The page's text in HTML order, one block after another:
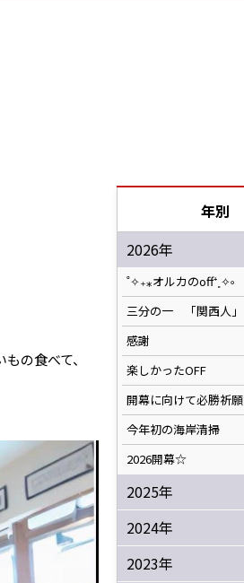
の食べて、
年別
2026年
˚✧₊⁎オルカのoff⁺˳✧༚
三分の一 「関西人」
感謝
楽しかったOFF
開幕に向けて必勝祈願
今年初の海岸清掃
2026開幕☆
2025年
2024年
2023年